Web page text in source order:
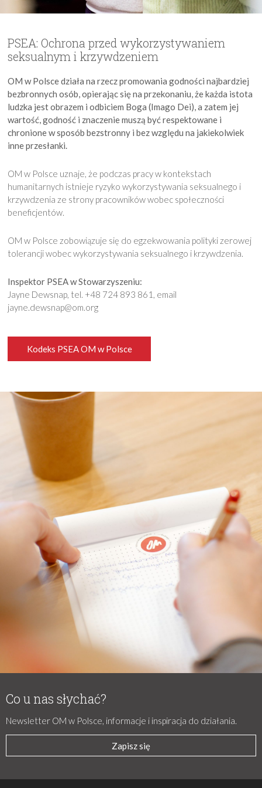
PSEA: Ochrona przed wykorzystywaniem
seksualnym i krzywdzeniem
OM w Polsce działa na rzecz promowania godności najbardziej
bezbronnych osób, opierając się na przekonaniu, że każda istota
ludzka jest obrazem i odbiciem Boga (Imago Dei), a zatem jej
wartość, godność i znaczenie muszą być respektowane i
chronione w sposób bezstronny i bez względu na jakiekolwiek
inne przesłanki.
OM w Polsce uznaje, że podczas pracy w kontekstach
humanitarnych istnieje ryzyko wykorzystywania seksualnego i
krzywdzenia ze strony pracowników wobec społeczności
beneficjentów.
OM w Polsce zobowiązuje się do egzekwowania polityki zerowej
tolerancji wobec wykorzystywania seksualnego i krzywdzenia.
Inspektor PSEA w Stowarzyszeniu:
Jayne Dewsnap, tel. +48 724 893 861, email
jayne.dewsnap@om.org
Kodeks PSEA OM w Polsce
Co u nas słychać?
Newsletter OM w Polsce, informacje i inspiracja do działania.
Zapisz się